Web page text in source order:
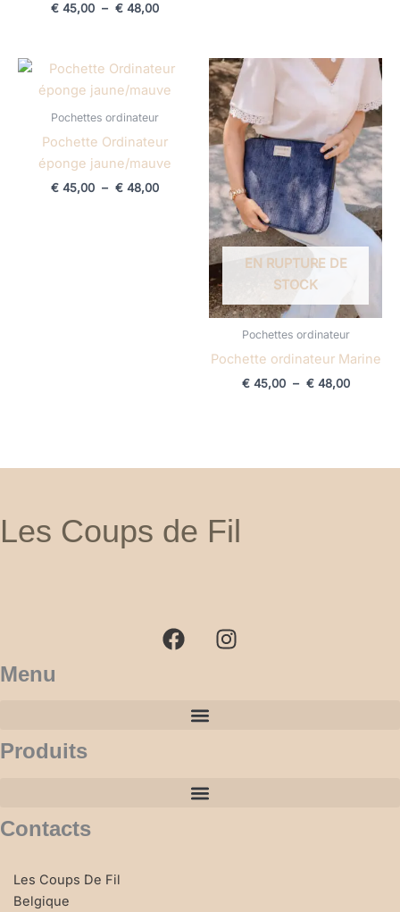
€45,00 – €48,00
Pochettes ordinateur
Pochette Ordinateur
éponge jaune/mauve
€45,00 – €48,00
Plage
prix :
€ 48,00
EN RUPTURE DE
STOCK
Pochettes ordinateur
Pochette ordinateur Marine
€45,00 – €48,00
Plage
€ 45,00
à
€ 48,00
Les Coups de Fil
c
e
s
t
Menu
Produits
Contacts
Les Coups De Fil
Belgique